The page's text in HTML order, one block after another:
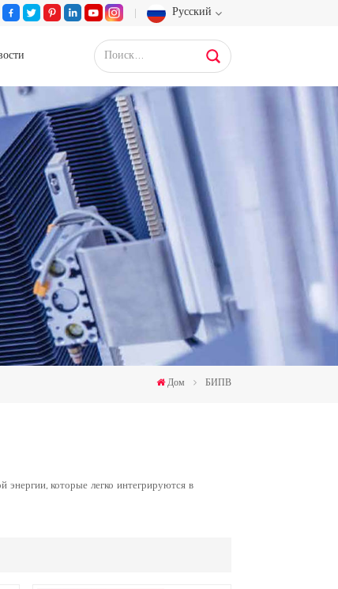
Русский
English
Français
Deutsch
Русский
Español
Português
日语
한국인 Дом БИПВ
которые легко интегрируются в